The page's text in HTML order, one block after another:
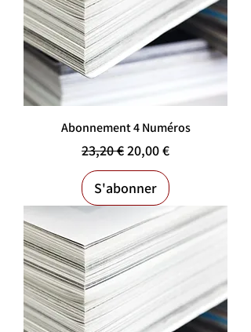
Abonnement 4 Numéros
Prix original
23,20 €Prix promotionnel
20,00 €
S'abonner